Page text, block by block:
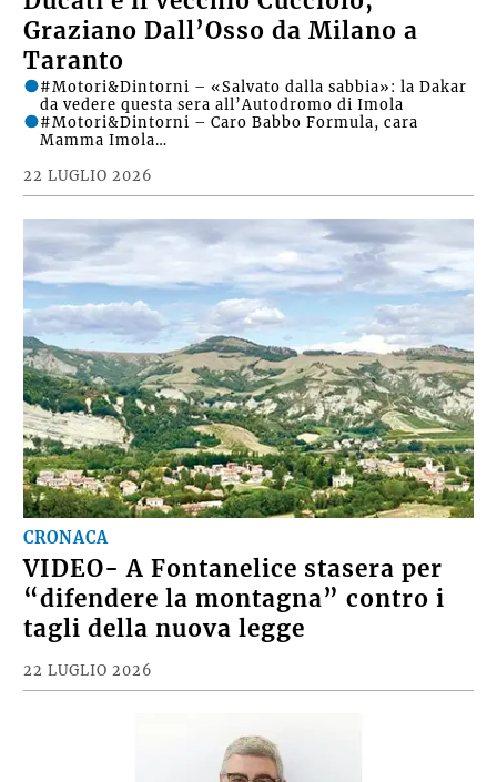
Graziano Dall’Osso da Milano a
Taranto
22 LUGLIO 2026
#Motori&Dintorni – «Salvato dalla sabbia»: la Dakar
da vedere questa sera all’Autodromo di Imola
#Motori&Dintorni – Caro Babbo Formula, cara
Mamma Imola…
CRONACA
VIDEO- A Fontanelice stasera per
“difendere la montagna” contro i
tagli della nuova legge
22 LUGLIO 2026